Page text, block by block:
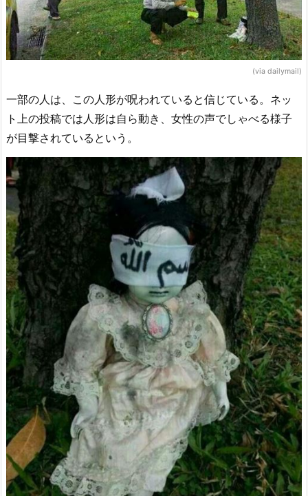
(via dailymail)
一部の人は、この人形が呪われていると信じている。ネッ
ト上の投稿では人形は自ら動き、女性の声でしゃべる様子
が目撃されているという。